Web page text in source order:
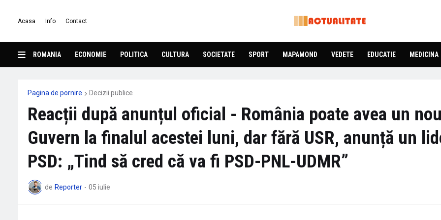
Acasa Info Contact
ROMANIA ECONOMIE POLITICA CULTURA SOCIETATE SPORT MAPAMOND VEDETE EDUCATIE MEDICINA
Pagina de pornire Decizii publice
Reacții după anunțul oficial - România poate avea un nou
Guvern la finalul acestei luni, dar fără USR, anunță un
PSD: „Tind să cred că va fi PSD-PNL-UDMR”
de Reporter - 05 iulie